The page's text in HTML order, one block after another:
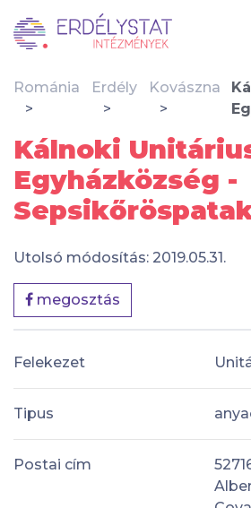
Románia Erdély Kovászna
Kálnoki
Egyházközség -
Utolsó módosítás: 2019.05.31.
megosztás
Felekezet
Tipus
Postai cím